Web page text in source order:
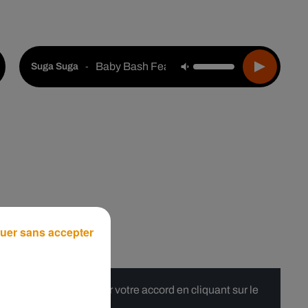
Suga Suga - Baby Bash Feat. Frankie J.
de nous donner votre accord en cliquant sur le
sans accepter